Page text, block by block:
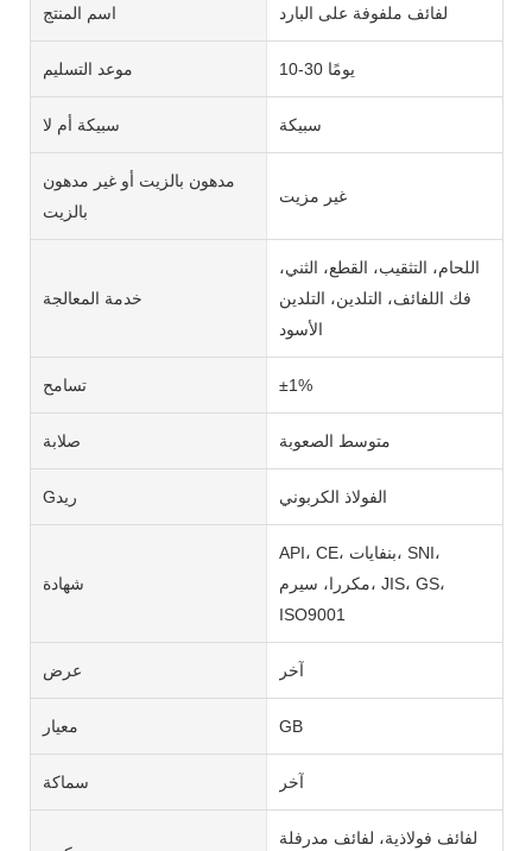
اسم المنتج لفائف ملفوفة على البارد
موعد التسليم 10-30 يومًا
سبيكة أم لا سبيكة
مدهون بالزيت أو غير مدهون
بالزيت
غير مزيت
خدمة المعالجة
اللحام، التثقيب، القطع، الثني،
فك اللفائف، التلدين، التلدين
الأسود
تسامح ±1%
صلابة متوسط ​​الصعوبة
Gريد الفولاذ الكربوني
شهادة
API، CE، بنفايات، SNI،
مكررا، سيرم، JIS، GS،
ISO9001
عرض آخر
معيار GB
سماكة آخر
لفائف فولاذية، لفائف مدرفلة